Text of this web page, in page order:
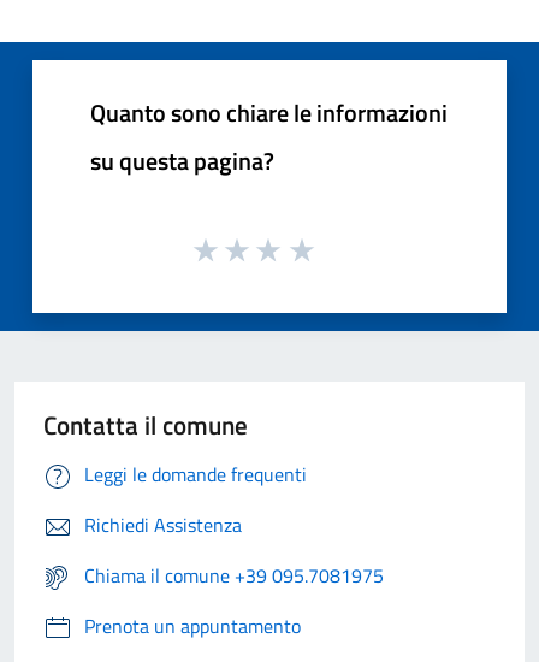
Quanto sono chiare le informazioni
su questa pagina?
Contatta il comune
Leggi le domande frequenti
Richiedi Assistenza
Chiama il comune +39 095.7081975
Prenota un appuntamento